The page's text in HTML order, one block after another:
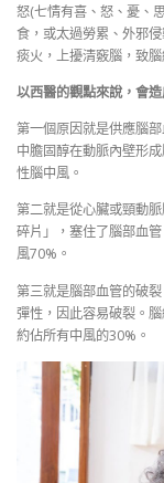
怒(七情有喜、怒、憂、
食，或太過勞累、外邪
痰火，上擾清竅腦，致
以西醫的觀點來說，會
第一個原因就是供應腦
中膽固醇在動脈內壁形
性腦中風。
第二就是從心臟或頸動
碎片」，塞住了腦部血
風70%。
第三就是腦部血管的破
彈性，因此容易破裂。
約佔所有中風的30%。